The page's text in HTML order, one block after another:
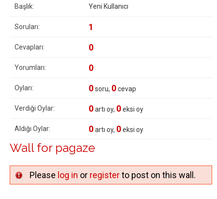
Başlık: Yeni Kullanıcı
Soruları: 1
Cevapları: 0
Yorumları: 0
Oyları: 0soru, 0cevap
Verdiği Oylar: 0artı oy, 0eksi oy
Aldığı Oylar: 0artı oy, 0eksi oy
Wall for pagaze
Please log in or registerto post on this wall.